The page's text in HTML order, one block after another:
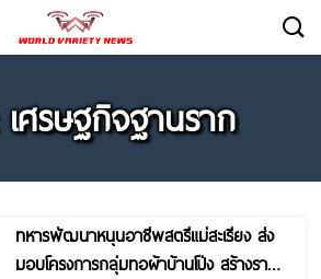
ศรษฐกิจฐานราก
ทหารพัฒนาหนุนอาชีพสตรีแม่สะเรียง ส่ง
มอบโครงการกลุ่มทอผ้าบ้านโป่ง สร้างราย